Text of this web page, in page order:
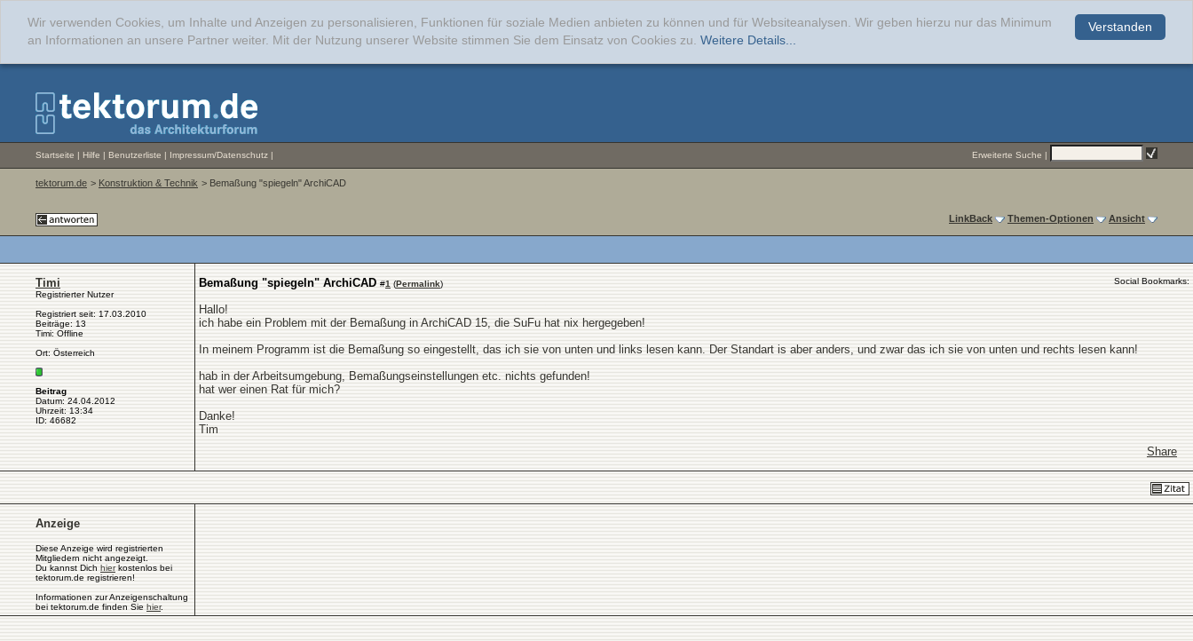
Verstanden
Wir verwenden Cookies, um Inhalte und Anzeigen zu personalisieren, Funktionen für soziale Medien anbieten zu können und für Websiteanalysen. Wir geben hierzu nur das Minimum
an Informationen an unsere Partner weiter. Mit der Nutzung unserer Website stimmen Sie dem Einsatz von Cookies zu. Weitere Details...
Startseite | Hilfe | Benutzerliste | Impressum/Datenschutz | Erweiterte Suche |
tektorum.de > Konstruktion & Technik > Bemaßung "spiegeln" ArchiCAD
LinkBack Themen-Optionen Ansicht
Timi
Registrierter Nutzer
Registriert seit: 17.03.2010
Beiträge: 13
Timi: Offline
Ort: Österreich
Beitrag
Datum: 24.04.2012
Uhrzeit: 13:34
ID: 46682
Bemaßung "spiegeln" ArchiCAD #1 (Permalink) Social Bookmarks:
Hallo!
ich habe ein Problem mit der Bemaßung in ArchiCAD 15, die SuFu hat nix hergegeben!
In meinem Programm ist die Bemaßung so eingestellt, das ich sie von unten und links lesen kann. Der Standart is aber anders, und zwar das ich sie von unten und rechts lesen kann!
hab in der Arbeitsumgebung, Bemaßungseinstellungen etc. nichts gefunden!
hat wer einen Rat für mich?
Danke!
Tim
Share
Anzeige
Diese Anzeige wird registrierten
Mitgliedern nicht angezeigt.
Du kannst Dich hierkostenlos bei
tektorum.de registrieren!
Informationen zur Anzeigenschaltung
bei tektorum.de finden Sie hier.